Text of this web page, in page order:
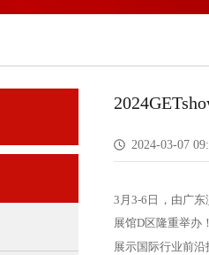
2024-03-07
3月3-6日，由广
展馆D区隆重举办
展示国际行业前